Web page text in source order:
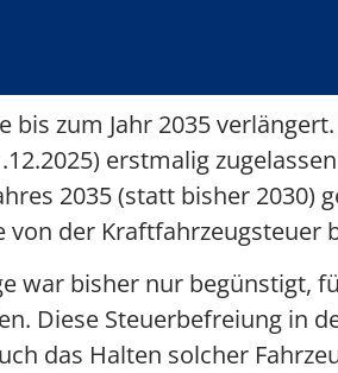
zum Jahr 2035
erstmalig
2035 (statt bisher 2030)
von der Kraftfahrzeugsteuer
war bisher nur begünstigt,
Diese Steuerbefreiung in
das Halten solcher